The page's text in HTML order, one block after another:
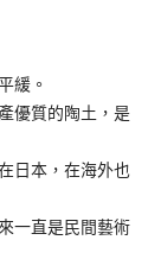
緩。
優質的陶土，是
日本，在海外也
一直是民間藝術